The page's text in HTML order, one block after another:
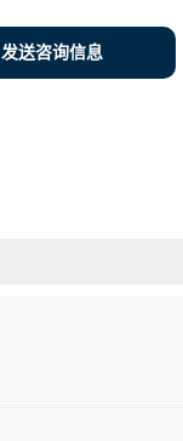
发送咨询信息